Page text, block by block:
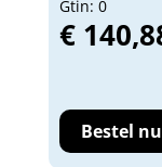
Gtin: 0
€
Bestel